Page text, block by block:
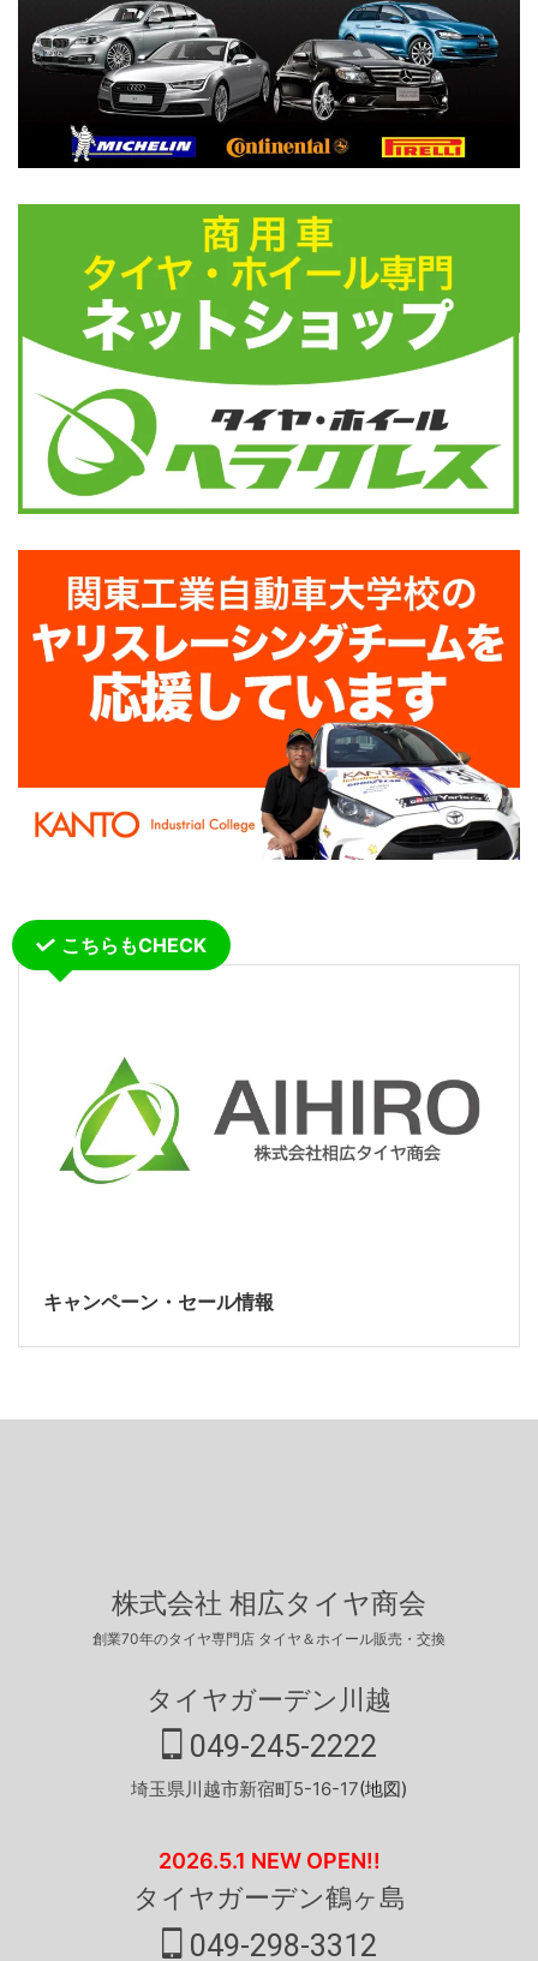
こちらもCHECK
キャンペーン・セール情報
株式会社 相広タイヤ商会
創業70年のタイヤ専門店 タイヤ＆ホイール販売・交換
タイヤガーデン川越
049-245-2222
埼玉県川越市新宿町5-16-17(地図)
2026.5.1 NEW OPEN!!
タイヤガーデン鶴ヶ島
049-298-3312